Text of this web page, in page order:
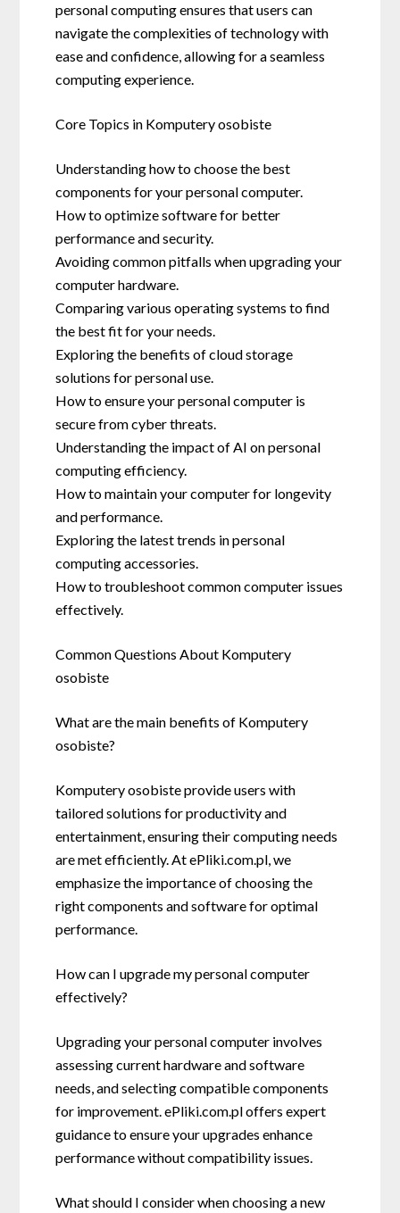
personal computing ensures that users can
navigate the complexities of technology with
ease and confidence, allowing for a seamless
computing experience.
Core Topics in Komputery osobiste
Understanding how to choose the best
components for your personal computer.
How to optimize software for better
performance and security.
Avoiding common pitfalls when upgrading your
computer hardware.
Comparing various operating systems to find
the best fit for your needs.
Exploring the benefits of cloud storage
solutions for personal use.
How to ensure your personal computer is
secure from cyber threats.
Understanding the impact of AI on personal
computing efficiency.
How to maintain your computer for longevity
and performance.
Exploring the latest trends in personal
computing accessories.
How to troubleshoot common computer issues
effectively.
Common Questions About Komputery
osobiste
What are the main benefits of Komputery
osobiste?
Komputery osobiste provide users with
tailored solutions for productivity and
entertainment, ensuring their computing needs
are met efficiently. At ePliki.com.pl, we
emphasize the importance of choosing the
right components and software for optimal
performance.
How can I upgrade my personal computer
effectively?
Upgrading your personal computer involves
assessing current hardware and software
needs, and selecting compatible components
for improvement. ePliki.com.pl offers expert
guidance to ensure your upgrades enhance
performance without compatibility issues.
What should I consider when choosing a new